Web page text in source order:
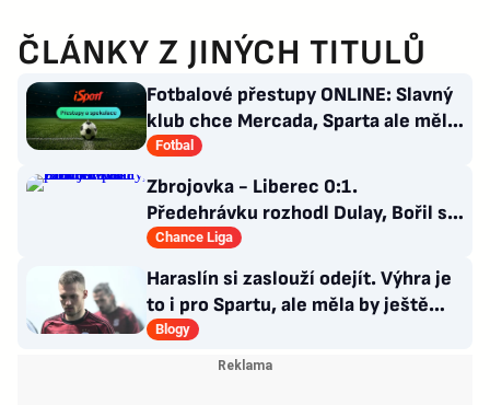
ČLÁNKY Z JINÝCH TITULŮ
Fotbalové přestupy ONLINE: Slavný
klub chce Mercada, Sparta ale měla
nabídku odmítnout
Fotbal
Zbrojovka - Liberec 0:1.
Předehrávku rozhodl Dulay, Bořil se
při premiéře za Slovan zranil
Chance Liga
Haraslín si zaslouží odejít. Výhra je
to i pro Spartu, ale měla by ještě
zareagovat
Blogy